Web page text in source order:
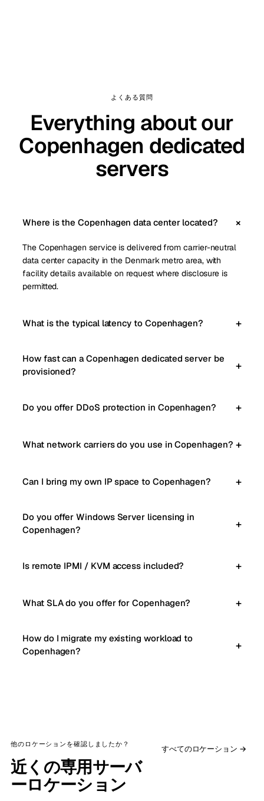
よくある質問
Everything about our
Copenhagen dedicated
servers
Where is the Copenhagen data center located?
The Copenhagen service is delivered from carrier-neutral
data center capacity in the Denmark metro area, with
facility details available on request where disclosure is
permitted.
What is the typical latency to Copenhagen?
How fast can a Copenhagen dedicated server be
provisioned?
Do you offer DDoS protection in Copenhagen?
What network carriers do you use in Copenhagen?
Can I bring my own IP space to Copenhagen?
Do you offer Windows Server licensing in
Copenhagen?
Is remote IPMI / KVM access included?
What SLA do you offer for Copenhagen?
How do I migrate my existing workload to
Copenhagen?
他のロケーションを確認しましたか？
近くの専用サーバ
ーロケーション
すべてのロケーション →